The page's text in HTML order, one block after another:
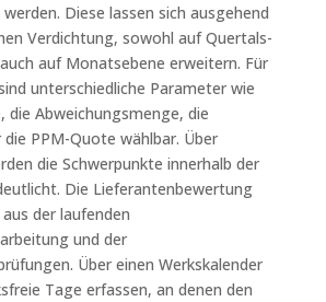
Diese lassen sich ausgehend
Verdichtung, sowohl auf Quertals-
auf Monatsebene erweitern. Für
unterschiedliche Parameter wie
die Abweichungsmenge, die
PPM-Quote wählbar. Über
die Schwerpunkte innerhalb der
Die Lieferantenbewertung
der laufenden
und der
Über einen Werkskalender
Tage erfassen, an denen den